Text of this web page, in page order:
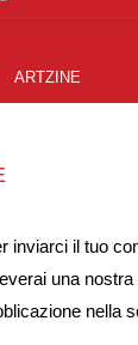
ARTZINE
inviarci il tuo
una
nella